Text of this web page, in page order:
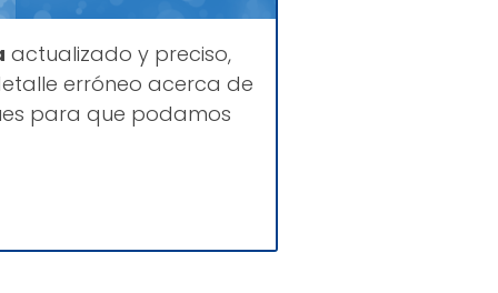
actualizado y preciso,
erróneo acerca de
para que podamos